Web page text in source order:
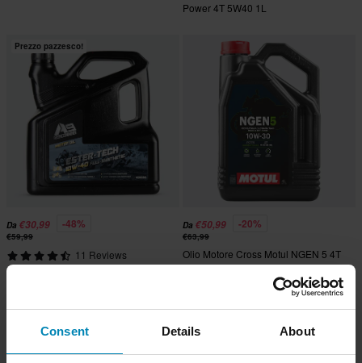
Consent Details About
Power 4T 5W40 1L
Prezzo pazzesco!
Da €30,99 -48%
€59,99
11 Reviews
Olio Motore A9 Racing Ester 4L
Da €50,99 -20%
€63,99
Olio Motore Cross Motul NGEN 5 4T
4L